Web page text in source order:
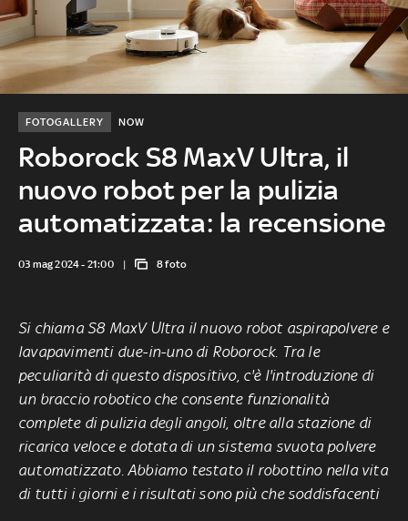
Roborock S8 MaxV Ultra, il
nuovo robot per la pulizia
automatizzata: la recensione
NOW
FOTOGALLERY
03 mag 2024 - 21:00 8 foto
Si chiama S8 MaxV Ultra il nuovo robot aspirapolvere e
lavapavimenti due-in-uno di Roborock. Tra le
peculiarità di questo dispositivo, c'è l'introduzione di
un braccio robotico che consente funzionalità
complete di pulizia degli angoli, oltre alla stazione di
ricarica veloce e dotata di un sistema svuota polvere
automatizzato. Abbiamo testato il robottino nella vita
di tutti i giorni e i risultati sono più che soddisfacenti